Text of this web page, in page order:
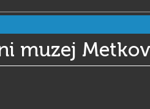
muzej